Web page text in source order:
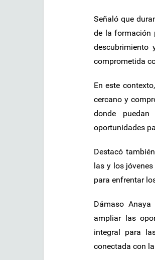
Señaló que
de la formación
comprometida
En este
cercano y
donde puedan
oportunidades
Destacó
las y los
para enfrentar
Dámaso
ampliar las
integral para
conectada con